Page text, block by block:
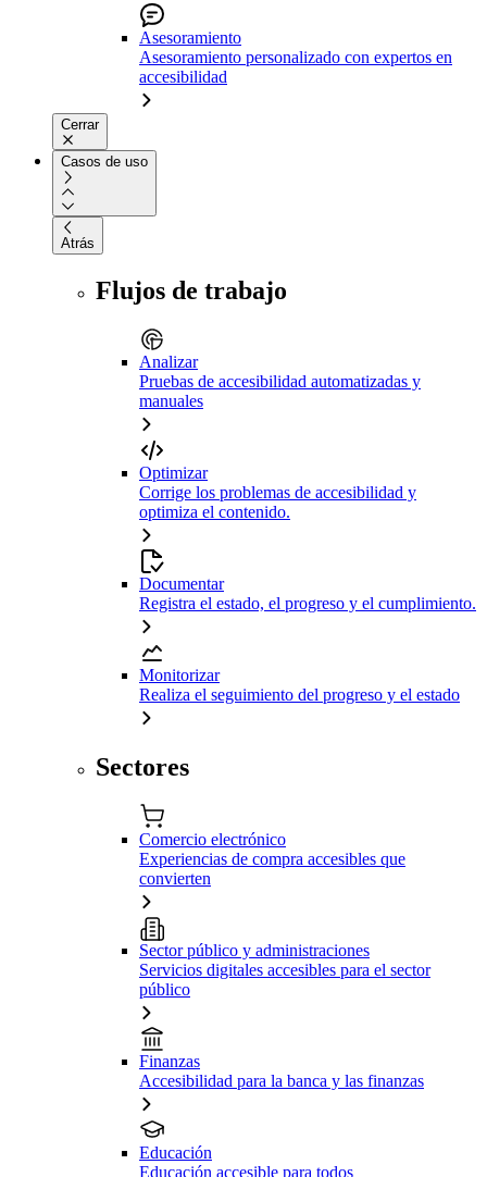
Asesoramiento
Asesoramiento personalizado con expertos en
accesibilidad
Cerrar
Casos de uso
Atrás
Flujos de trabajo
Analizar
Pruebas de accesibilidad automatizadas y
manuales
Optimizar
Corrige los problemas de accesibilidad y
optimiza el contenido.
Documentar
Registra el estado, el progreso y el cumplimiento.
Monitorizar
Realiza el seguimiento del progreso y el estado
Sectores
Comercio electrónico
Experiencias de compra accesibles que
convierten
Sector público y administraciones
Servicios digitales accesibles para el sector
público
Finanzas
Accesibilidad para la banca y las finanzas
Educación
Educación accesible para todos